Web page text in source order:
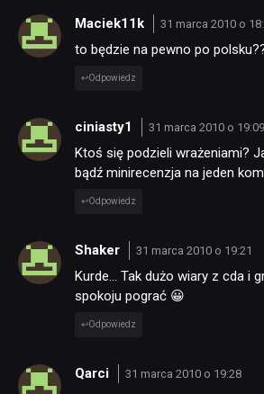
Maciek11k 31 marca 2010 o
to będzie na pewno po
Odpowiedz
ciniasty1 31 marca 2010 o 19:09
Ktoś się podzieli wrażeniami?
bądź minirecenzja na jeden
Odpowiedz
Shaker 31 marca 2010 o 19:21
Kurde… Tak dużo wiary z cda i
spokoju pograć 😀
Odpowiedz
Qarci 31 marca 2010 o 19:28